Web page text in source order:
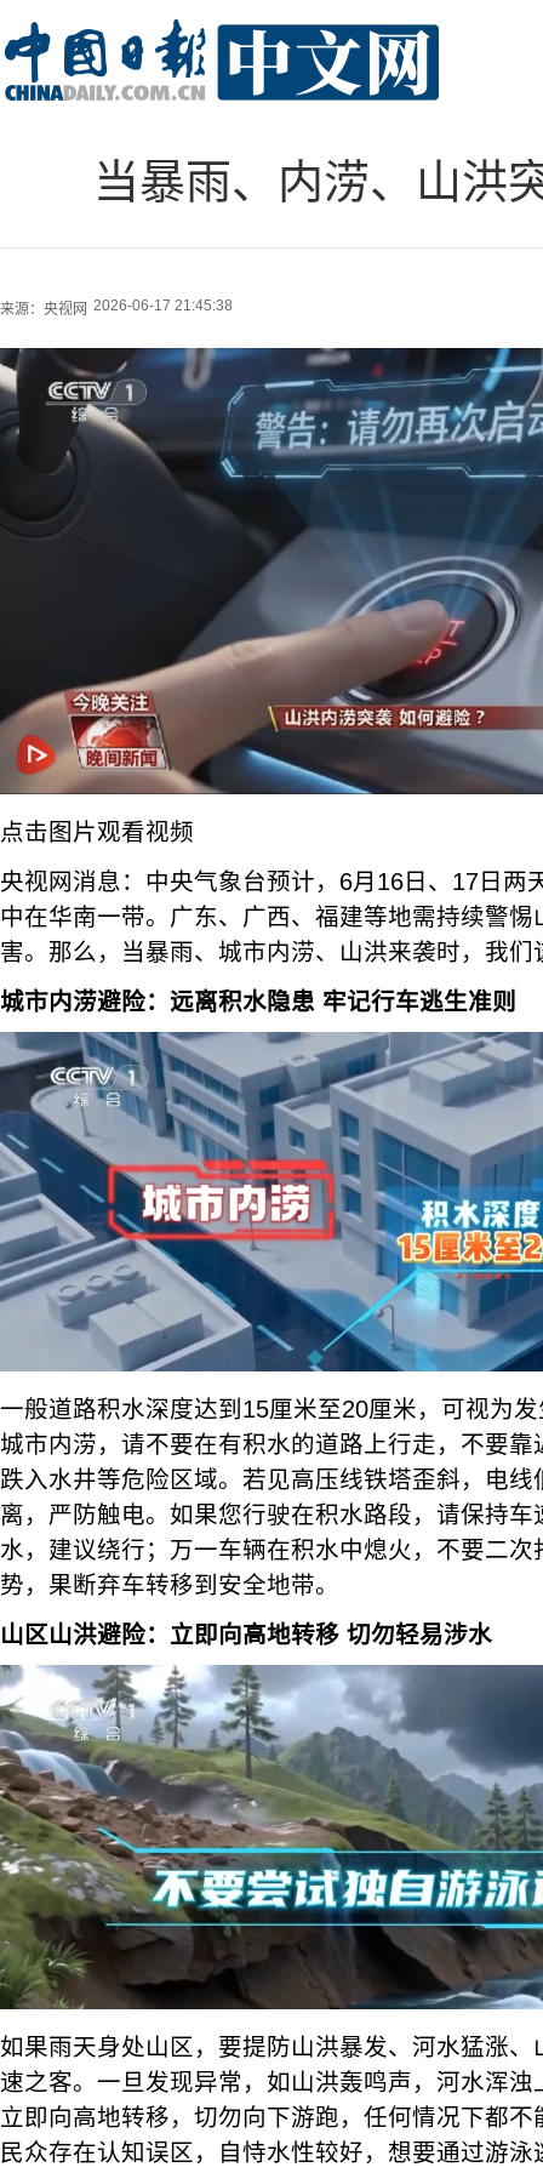
当暴雨、内涝、山洪
来源： 央视网 2026-06-17 21:45:38
点击图片观看视频
央视网消息：中央气象台预计，6月16日、17日两
中在华南一带。广东、广西、福建等地需持续警
害。那么，当暴雨、城市内涝、山洪来袭时，我们
城市内涝避险：远离积水隐患 牢记行车逃生准则
一般道路积水深度达到15厘米至20厘米，可视为
城市内涝，请不要在有积水的道路上行走，不要
跌入水井等危险区域。若见高压线铁塔歪斜，电
离，严防触电。如果您行驶在积水路段，请保持
水，建议绕行；万一车辆在积水中熄火，不要二
势，果断弃车转移到安全地带。
山区山洪避险：立即向高地转移 切勿轻易涉水
如果雨天身处山区，要提防山洪暴发、河水猛涨
速之客。一旦发现异常，如山洪轰鸣声，河水浑
立即向高地转移，切勿向下游跑，任何情况下都
民众存在认知误区，自恃水性较好，想要通过游